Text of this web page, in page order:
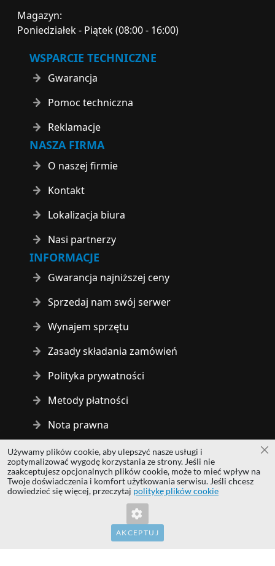
Magazyn:
Poniedziałek - Piątek (08:00 - 16:00)
WSPARCIE TECHNICZNE
Gwarancja
Pomoc techniczna
Reklamacje
NASZA FIRMA
O naszej firmie
Kontakt
Lokalizacja biura
Nasi partnerzy
INFORMACJE
Gwarancja najniższej ceny
Sprzedaj nam swój serwer
Wynajem sprzętu
Zasady składania zamówień
Polityka prywatności
Metody płatności
Nota prawna
Copyright © 2014 - 2026 MS Development | All rights reserved
| All logos and trademarks are properties of their respective
owners.
Używamy plików cookie, aby ulepszyć nasze usługi i
zoptymalizować wygodę korzystania ze strony. Jeśli nie
zaakceptujesz opcjonalnych plików cookie, może to mieć wpływ na
Twoje doświadczenia i komfort użytkowania serwisu. Jeśli chcesz
dowiedzieć się więcej, przeczytaj politykę plików cookie
AKCEPTUJ